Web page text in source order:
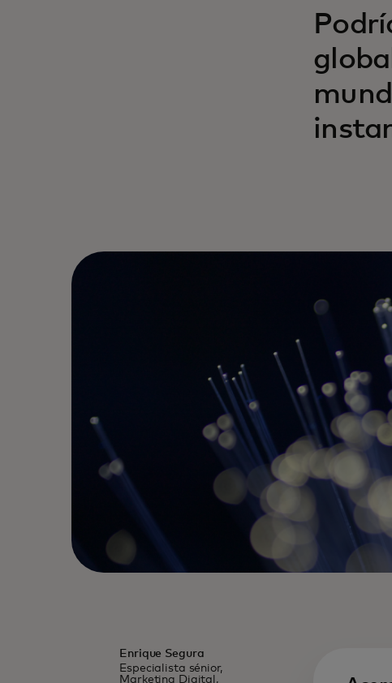
Enrique Segura
Especialista sénior,
Marketing Digital,